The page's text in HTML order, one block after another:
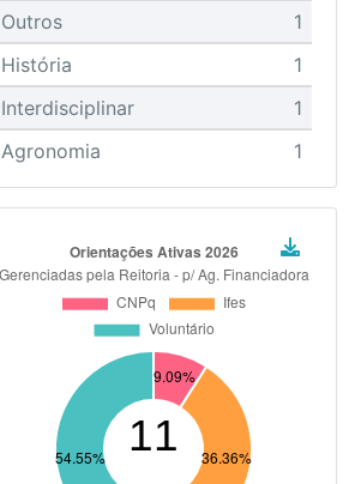
Outros
1
História
1
Interdisciplinar
1
Agronomia
1
Ciência da Computação
1
Engenharia de Materiais e
Metalúrgica
Engenharia de Produção